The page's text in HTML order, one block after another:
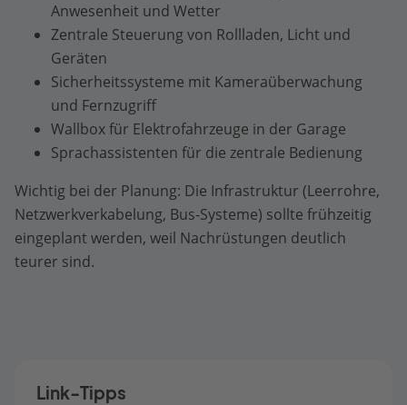
Anwesenheit und Wetter
Zentrale Steuerung von Rollladen, Licht und
Geräten
Sicherheitssysteme mit Kameraüberwachung
und Fernzugriff
Wallbox für Elektrofahrzeuge in der Garage
Sprachassistenten für die zentrale Bedienung
Wichtig bei der Planung: Die Infrastruktur (Leerrohre,
Netzwerkverkabelung, Bus-Systeme) sollte frühzeitig
eingeplant werden, weil Nachrüstungen deutlich
teurer sind.
Link-Tipps